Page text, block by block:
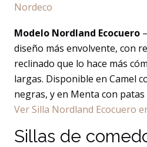
Nordeco
Modelo Nordland Ecocuero
diseño más envolvente, con
reclinado que lo hace más
largas. Disponible en Camel
negras, y en Menta con
Ver Silla Nordland Ecocuero
Sillas de